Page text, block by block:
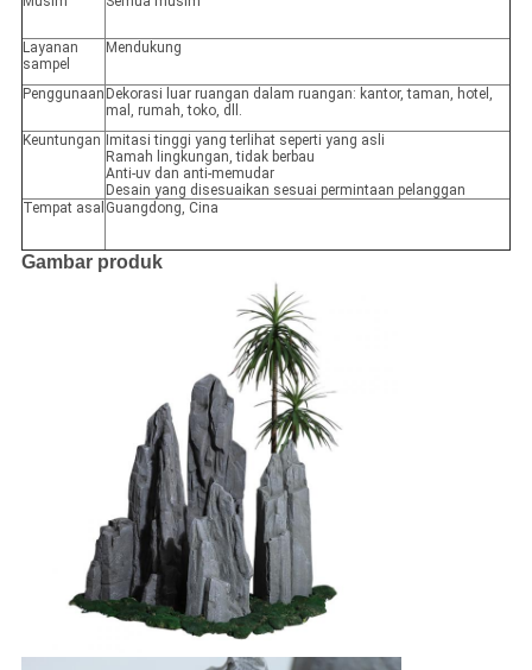
Layanan
sampel
Mendukung
Penggunaan Dekorasi luar ruangan dalam ruangan: kantor, taman, hotel,
mal, rumah, toko, dll.
Keuntungan
Imitasi tinggi yang terlihat seperti yang asli
Ramah lingkungan, tidak berbau
Anti-uv dan anti-memudar
Desain yang disesuaikan sesuai permintaan pelanggan
Tempat asal Guangdong, Cina
Gambar produk